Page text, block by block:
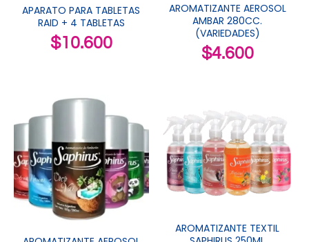
APARATO PARA TABLETAS
RAID + 4 TABLETAS
$10.600
AROMATIZANTE AEROSOL
AMBAR 280CC.
(VARIEDADES)
$4.600
AROMATIZANTE TEXTIL